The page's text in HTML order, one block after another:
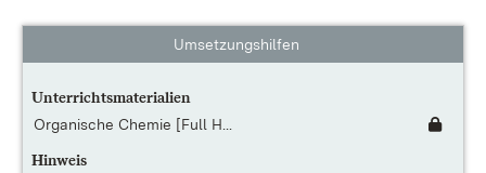
Umsetzungshilfen
Unterrichtsmaterialien
Organische Chemie [Full H...
Hinweis